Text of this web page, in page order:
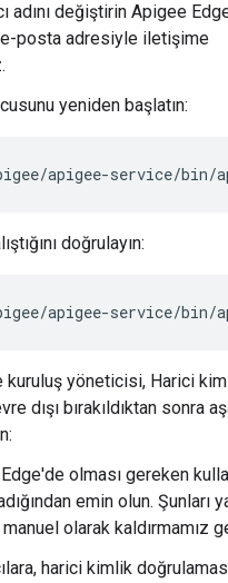
adını değiştirin Apigee
e-posta adresiyle iletişime
yeniden başlatın:
apigee-service/bin/
doğrulayın:
apigee-service/bin/
kuruluş yöneticisi, Harici
dışı bırakıldıktan sonra
olması gereken
emin olun. Şunları
olarak kaldırmamız
harici kimlik